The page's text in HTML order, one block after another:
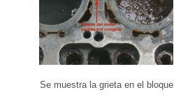
Se muestra la grieta en el bloque